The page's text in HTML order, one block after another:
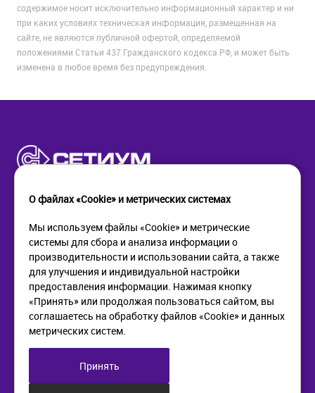
содержимое носит исключительно информационный характер и ни
при каких условиях техническая информация, размещенная на
сайте, не являются публичной офертой, определяемой
положениями Статьи 437 Гражданского кодекса РФ, и может быть
изменена в любое время без предупреждения.
КОМПАНИЯ
О компании
Новости
Контакты
ПОМОЩЬ
Как купить
Доставка
Возврат
ИНФОРМАЦИЯ
Политика в отношении
обработки персональных
web@setium.ru
Малый пр. П.С., д 84-86
О файлах «Cookie» и метрических системах
Мы используем файлы «Cookie» и метрические
системы для сбора и анализа информации о
производительности и использовании сайта, а также
для улучшения и индивидуальной настройки
предоставления информации. Нажимая кнопку
«Принять» или продолжая пользоваться сайтом, вы
соглашаетесь на обработку файлов «Cookie» и данных
метрических систем.
Принять